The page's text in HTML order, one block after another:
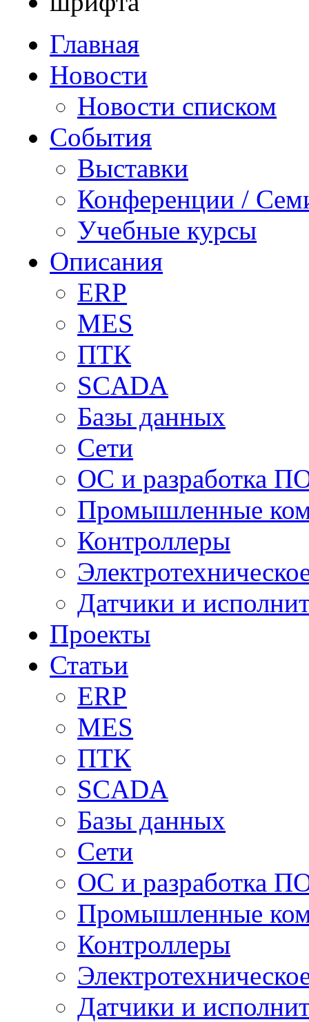
Главная
Новости
Новости списком
События
Выставки
Конференции /
Учебные курсы
Описания
ERP
MES
ПТК
SCADA
Базы данных
Сети
ОС и разработка
Промышленные
Контроллеры
Датчики и
Проекты
Статьи
ERP
MES
ПТК
SCADA
Базы данных
Сети
ОС и разработка
Промышленные
Контроллеры
Датчики и